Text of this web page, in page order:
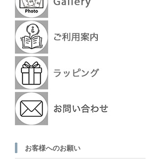
お客様へのお願い